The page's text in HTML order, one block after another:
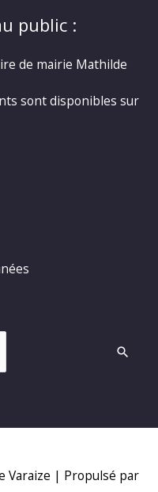
public :
de mairie Mathilde
sont disponibles sur
Varaize | Propulsé par